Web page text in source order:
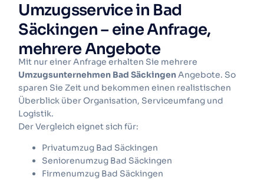
Umzugsservice in Bad
Säckingen – eine Anfrage,
mehrere Angebote
Mit nur einer Anfrage erhalten Sie mehrere
Umzugsunternehmen Bad SäckingenAngebote. So
sparen Sie Zeit und bekommen einen realistischen
Überblick über Organisation, Serviceumfang und
Logistik.
Der Vergleich eignet sich für:
Privatumzug Bad Säckingen
Seniorenumzug Bad Säckingen
Firmenumzug Bad Säckingen